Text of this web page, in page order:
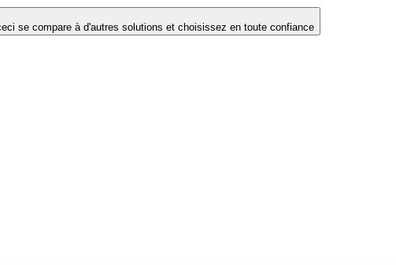
se compare à d'autres solutions et choisissez en toute confiance